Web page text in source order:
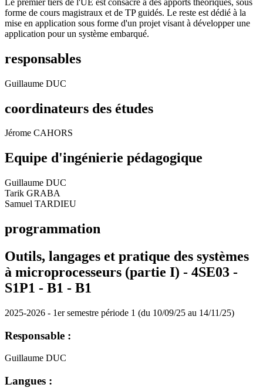
forme de cours magistraux et de TP guidés. Le reste est dédié à la
mise en application sous forme d'un projet visant à développer une
application pour un système embarqué.
responsables
Guillaume DUC
coordinateurs des études
Jérome CAHORS
Equipe d'ingénierie pédagogique
Guillaume DUC
Tarik GRABA
Samuel TARDIEU
programmation
Outils, langages et pratique des systèmes
à microprocesseurs (partie I) - 4SE03 -
S1P1 - B1 - B1
2025-2026 - 1er semestre période 1 (du 10/09/25 au 14/11/25)
Responsable :
Guillaume DUC
Langues :